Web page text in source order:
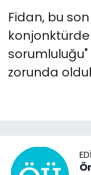
Fidan, bu
konjonktürde
zorunda